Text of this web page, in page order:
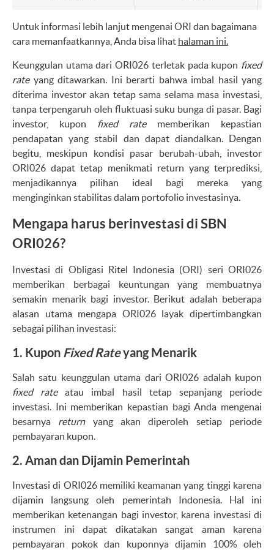
Untuk informasi lebih lanjut mengenai ORI dan bagaimana
cara memanfaatkannya, Anda bisa lihat halaman ini.
Keunggulan utama dari ORI026 terletak pada kupon fixed
rateyang ditawarkan. Ini berarti bahwa imbal hasil yang
diterima investor akan tetap sama selama masa investasi,
tanpa terpengaruh oleh fluktuasi suku bunga di pasar. Bagi
investor, kupon
fixed ratememberikan kepastian
pendapatan yang stabil dan dapat diandalkan. Dengan
begitu, meskipun kondisi pasar berubah-ubah, investor
ORI026 dapat tetap menikmati return yang terprediksi,
menjadikannya pilihan ideal bagi mereka yang
menginginkan stabilitas dalam portofolio investasinya.
Mengapa harus berinvestasi di SBN
ORI026?
Investasi di Obligasi Ritel Indonesia (ORI) seri ORI026
memberikan berbagai keuntungan yang membuatnya
semakin menarik bagi investor. Berikut adalah beberapa
alasan utama mengapa ORI026 layak dipertimbangkan
sebagai pilihan investasi:
1. Kupon Fixed Rateyang Menarik
Salah satu keunggulan utama dari ORI026 adalah kupon
fixed rateatau imbal hasil tetap sepanjang periode
investasi. Ini memberikan kepastian bagi Anda mengenai
besarnya returnyang akan diperoleh setiap periode
pembayaran kupon.
2. Aman dan Dijamin Pemerintah
Investasi di ORI026 memiliki keamanan yang tinggi karena
dijamin langsung oleh pemerintah Indonesia. Hal ini
memberikan ketenangan bagi investor, karena investasi di
instrumen ini dapat dikatakan sangat aman karena
pembayaran pokok dan kuponnya dijamin 100% oleh